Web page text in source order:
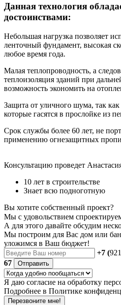
Данная технология
достоинствами:
Небольшая нагрузка позволяет
ленточный фундамент, высокая
любое время года.
Малая теплопроводность, а
теплоизоляция зданий при
возможность экономить на
Защита от уличного шума, так как
которые гасятся в прослойке из
Срок службы более 60 лет, не
применению огнезащитных
Консультацию проведет
10 лет в строительстве
Знает всю подноготную
Вы хотите собственный проект?
Мы с удовольствием
А для этого давайте обсудим
Мы построим для Вас дом или
уложимся в Ваш бюджет!
+7 (
67
Отправить
Я даю согласие на обработку
Подробнее в Политике
Перезвоните мне!